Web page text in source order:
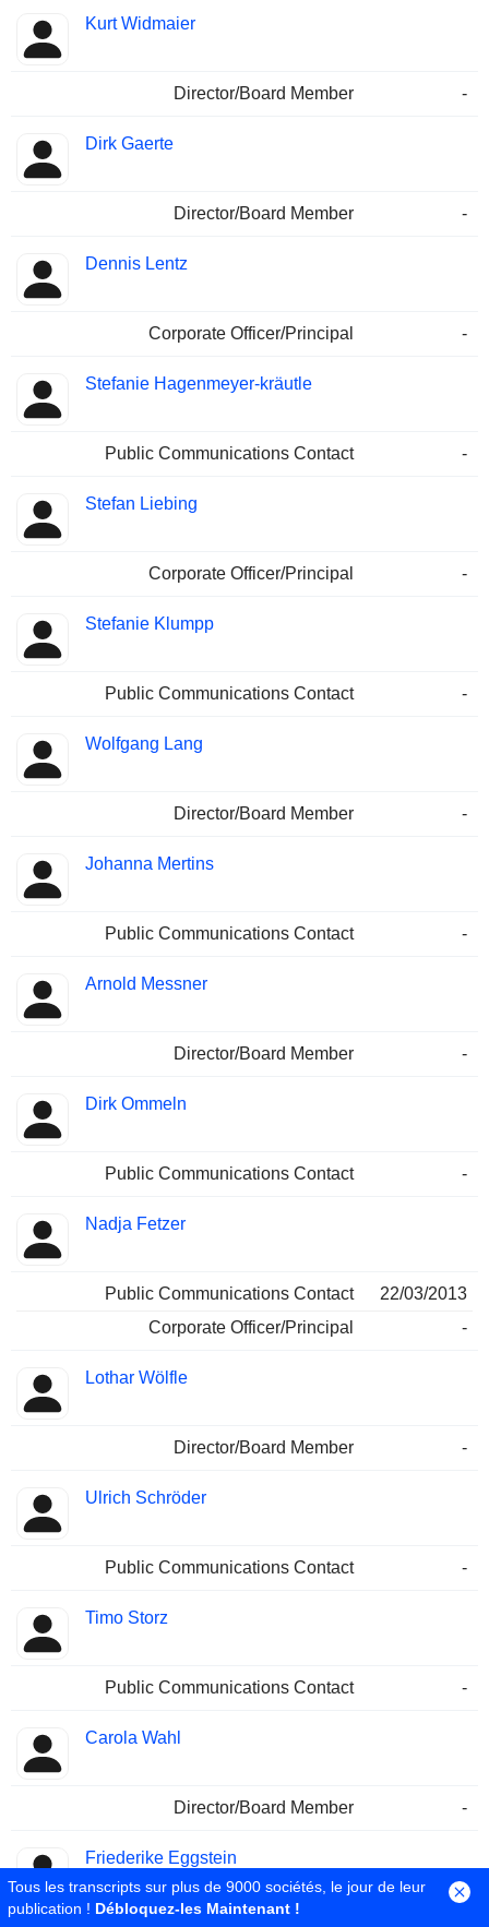
Kurt Widmaier
Director/Board Member -
Dirk Gaerte
Director/Board Member -
Dennis Lentz
Corporate Officer/Principal -
Stefanie Hagenmeyer-kräutle
Public Communications Contact -
Stefan Liebing
Corporate Officer/Principal -
Stefanie Klumpp
Public Communications Contact -
Wolfgang Lang
Director/Board Member -
Johanna Mertins
Public Communications Contact -
Arnold Messner
Director/Board Member -
Dirk Ommeln
Public Communications Contact -
Nadja Fetzer
Public Communications Contact
22/03/2013
Corporate Officer/Principal
-
Lothar Wölfle
Director/Board Member -
Ulrich Schröder
Public Communications Contact -
Timo Storz
Public Communications Contact -
Carola Wahl
Director/Board Member -
Friederike Eggstein
Tous les transcripts sur plus de 9000 sociétés, le jour de leur
publication ! Débloquez-les Maintenant !